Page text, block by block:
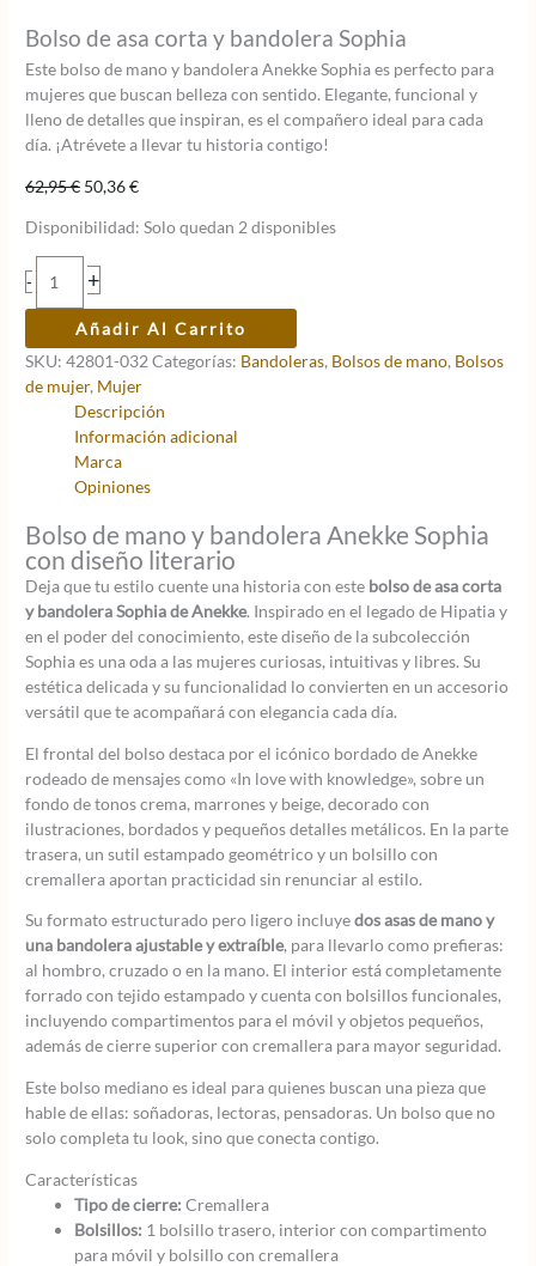
Bolso de asa corta y bandolera Sophia
Este bolso de mano y bandolera Anekke Sophia es perfecto para
mujeres que buscan belleza con sentido. Elegante, funcional y
lleno de detalles que inspiran, es el compañero ideal para cada
día. ¡Atrévete a llevar tu historia contigo!
62,95€ El
original
era:
62,95 €.
50,36€El
actual
Disponibilidad: Solo quedan 2 disponibles
-
de
y
bandolera
Sophia
cantidad
+
Añadir Al Carrito
SKU:42801-032 Categorías: Bandoleras, Bolsos de mano, Bolsos
de mujer, Mujer
Descripción
Información adicional
Marca
Opiniones
Bolso de mano y bandolera Anekke Sophia
con diseño literario
Deja que tu estilo cuente una historia con este bolso de asa corta
y bandolera Sophia de Anekke. Inspirado en el legado de Hipatia y
en el poder del conocimiento, este diseño de la subcolección
Sophia es una oda a las mujeres curiosas, intuitivas y libres. Su
estética delicada y su funcionalidad lo convierten en un accesorio
versátil que te acompañará con elegancia cada día.
El frontal del bolso destaca por el icónico bordado de Anekke
rodeado de mensajes como «In love with knowledge», sobre un
fondo de tonos crema, marrones y beige, decorado con
ilustraciones, bordados y pequeños detalles metálicos. En la parte
trasera, un sutil estampado geométrico y un bolsillo con
cremallera aportan practicidad sin renunciar al estilo.
Su formato estructurado pero ligero incluyedos asas de mano y
una bandolera ajustable y extraíble, para llevarlo como prefieras:
al hombro, cruzado o en la mano. El interior está completamente
forrado con tejido estampado y cuenta con bolsillos funcionales,
incluyendo compartimentos para el móvil y objetos pequeños,
además de cierre superior con cremallera para mayor seguridad.
Este bolso mediano es ideal para quienes buscan una pieza que
hable de ellas: soñadoras, lectoras, pensadoras. Un bolso que no
solo completa tu look, sino que conecta contigo.
Características
Tipo de cierre: Cremallera
Bolsillos: 1 bolsillo trasero, interior con compartimento
para móvil y bolsillo con cremallera